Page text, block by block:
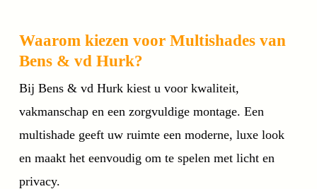
Waarom kiezen voor Multishades van
Bens & vd Hurk?
Bij Bens & vd Hurk kiest u voor kwaliteit,
vakmanschap en een zorgvuldige montage. Een
multishade geeft uw ruimte een moderne, luxe look
en maakt het eenvoudig om te spelen met licht en
privacy.